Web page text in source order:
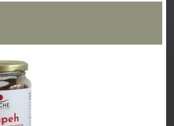
Sambal Oelek
Sojabohnen-Keimlingen